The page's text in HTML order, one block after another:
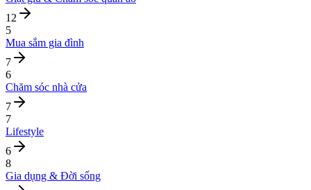
12
5
Mua sắm gia đình
7
6
Chăm sóc nhà cửa
7
7
Lifestyle
6
8
Gia dụng & Đời sống